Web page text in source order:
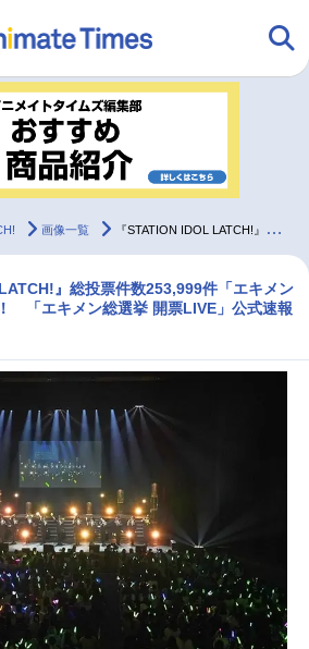
キング アニメ
なの声
アプリ 音楽 コスプレ
声優記事一覧
実写化映画一覧
夏アニメ
画像一覧 『STATION IDOL LATCH!』「エキメン総選挙」最終結果発表！
』総投票件数253,999件「エキメン
「エキメン総選挙 開票LIVE」公式速報